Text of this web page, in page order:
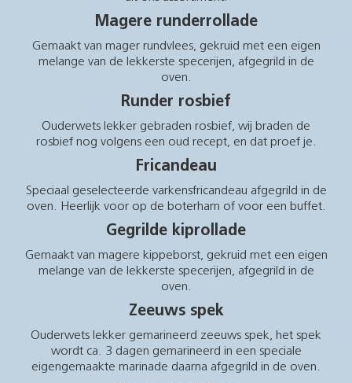
Magere runderrollade
Gemaakt van mager rundvlees, gekruid met een eigen
melange van de lekkerste specerijen, afgegrild in de
oven.
Runder rosbief
Ouderwets lekker gebraden rosbief, wij braden de
rosbief nog volgens een oud recept, en dat proef je.
Fricandeau
Speciaal geselecteerde varkensfricandeau afgegrild in de
oven. Heerlijk voor op de boterham of voor een buffet.
Gegrilde kiprollade
Gemaakt van magere kippeborst, gekruid met een eigen
melange van de lekkerste specerijen, afgegrild in de
oven.
Zeeuws spek
Ouderwets lekker gemarineerd zeeuws spek, het spek
wordt ca. 3 dagen gemarineerd in een speciale
eigengemaakte marinade daarna afgegrild in de oven.